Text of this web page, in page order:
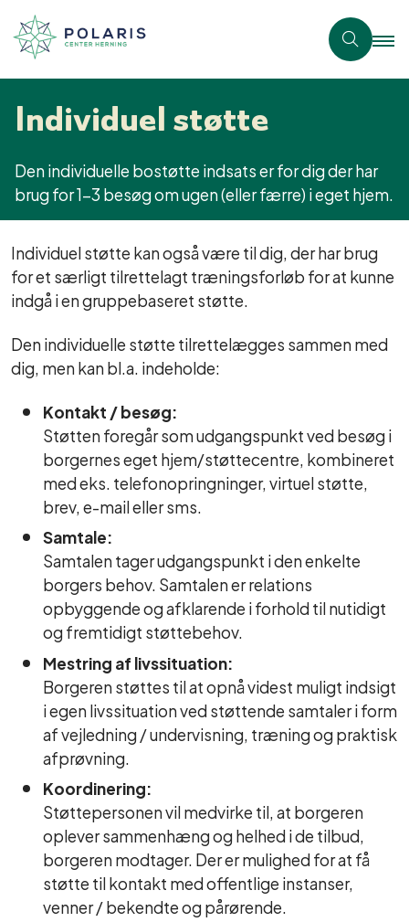
Individuel støtte
Den individuelle bostøtte indsats er for dig der har
brug for 1-3 besøg om ugen (eller færre) i eget hjem.
Individuel støtte kan også være til dig, der har brug
for et særligt tilrettelagt træningsforløb for at kunne
indgå i en gruppebaseret støtte.
Den individuelle støtte tilrettelægges sammen med
dig, men kan bl.a. indeholde:
Kontakt / besøg:
Støtten foregår som udgangspunkt ved besøg i
borgernes eget hjem/støttecentre, kombineret
med eks. telefonopringninger, virtuel støtte,
brev, e-mail eller sms.
Samtale:
Samtalen tager udgangspunkt i den enkelte
borgers behov. Samtalen er relations
opbyggende og afklarende i forhold til nutidigt
og fremtidigt støttebehov.
Mestring af livssituation:
Borgeren støttes til at opnå videst muligt indsigt
i egen livssituation ved støttende samtaler i form
af vejledning / undervisning, træning og praktisk
afprøvning.
Koordinering:
Støttepersonen vil medvirke til, at borgeren
oplever sammenhæng og helhed i de tilbud,
borgeren modtager. Der er mulighed for at få
støtte til kontakt med offentlige instanser,
venner / bekendte og pårørende.